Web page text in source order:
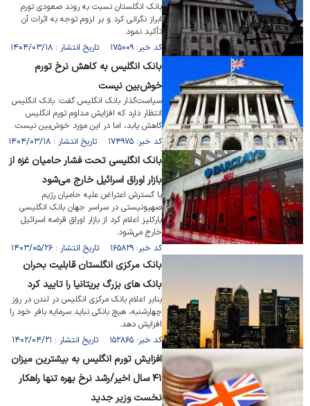
بانک انگلستان نسبت به روند صعودی تورم
ابراز نگرانی کرد و بر لزوم توجه به اثرات آن
تأکید نمود.
کد خبر: ۱۷۵۰۰۹ تاریخ انتشار : ۱۴۰۴/۰۳/۱۸
بانک انگلیس به کاهش نرخ تورم
خوش‌بین نیست
سیاست‌گذار بانک انگلیس گفت: بانک انگلیس
انتظار دارد که افزایش مداوم تورم انگلیس
کاهش یابد، اما در این مورد خوش‌بین نیست.
کد خبر: ۱۷۴۹۷۵ تاریخ انتشار : ۱۴۰۴/۰۳/۱۸
بانک انگلیسی تحت فشار حامیان غزه از
بازار اوراق اسرائیل خارج می‌شود
با گسترش اعتراض علیه حامیان رژیم
صهیونیستی در سراسر جهان بانک انگلیسی
بارکلیز اعلام کرد از بازار اوراق قرضه اسرائیل
خارج می‌شود.
کد خبر: ۱۶۵۸۲۹ تاریخ انتشار : ۱۴۰۳/۰۵/۲۶
بانک مرکزی انگلستان قابلیت بحران
بانک های بزرگ بریتانیا را تایید کرد
بنابر اعلام بانک مرکزی انگلیس در لندن در روز
چهارشنبه، هیچ بانکی نباید سرمایه بافر خود را
افزایش دهد.
کد خبر: ۱۵۲۸۶۵ تاریخ انتشار : ۱۴۰۲/۰۴/۲۱
افزایش تورم انگلیس به بیشترین میزان
۴۱ سال اخیر/رشد نرخ بهره تنها راهکار
نخست وزیر جدید